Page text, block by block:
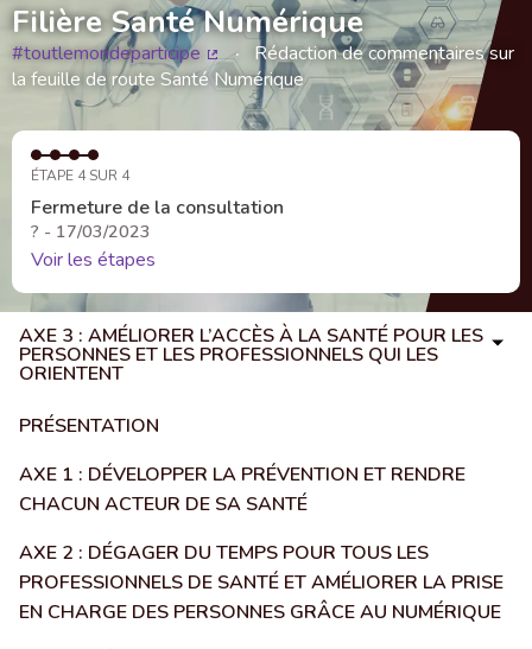
Filière Santé Numérique
#toutlemondeparticipe
(Lien externe)
Rédaction de commentaires sur
la feuille de route Santé Numérique
ÉTAPE 4 SUR 4
Fermeture de la consultation
? - 17/03/2023
Voir les étapes
AXE 3 : AMÉLIORER L’ACCÈS À LA SANTÉ POUR LES
PERSONNES ET LES PROFESSIONNELS QUI LES
ORIENTENT
PRÉSENTATION
AXE 1 : DÉVELOPPER LA PRÉVENTION ET RENDRE
CHACUN ACTEUR DE SA SANTÉ
AXE 2 : DÉGAGER DU TEMPS POUR TOUS LES
PROFESSIONNELS DE SANTÉ ET AMÉLIORER LA PRISE
EN CHARGE DES PERSONNES GRÂCE AU NUMÉRIQUE